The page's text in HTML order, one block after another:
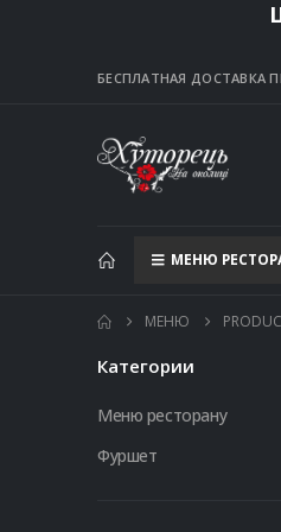
БЕСПЛАТНАЯ ДОСТАВКА
МЕНЮ
МЕНЮ
Категории
Меню ресторану
Фуршет